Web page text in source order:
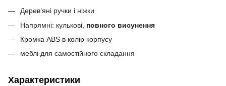
Дерев’яні ручки і ніжки
Напрямні: кулькові, повного висунення
Кромка ABS в колір корпусу
меблі для самостійного складання
Характеристики